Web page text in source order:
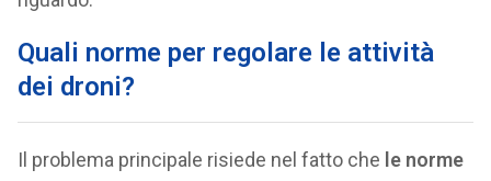
Quali norme per regolare le attività
dei droni?
Il problema principale risiede nel fatto che le norme